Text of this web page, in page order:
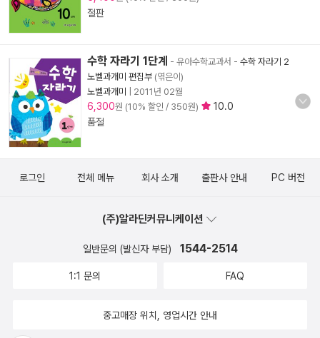
절판
수학 자라기 1단계 - 유아수학교과서 - 수학 자라기 2
노벨과개미 편집부 (엮은이)
노벨과개미
2011년 02월
6,300원 (10% 할인 / 350원)
10.0
품절
로그인 전체 메뉴 회사 소개 출판사 안내 PC 버전
(주)알라딘커뮤니케이션
일반문의 (발신자 부담) 1544-2514
1:1 문의 FAQ
중고매장 위치, 영업시간 안내